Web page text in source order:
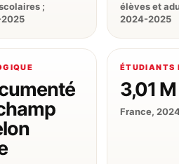
;
élèves et
2024-2025
ÉTUDIANTS
3,01 M
France,